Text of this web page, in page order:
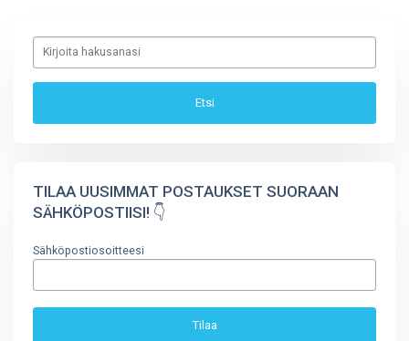
TILAA UUSIMMAT POSTAUKSET SUORAAN
SÄHKÖPOSTIISI! 👇
Sähköpostiosoitteesi